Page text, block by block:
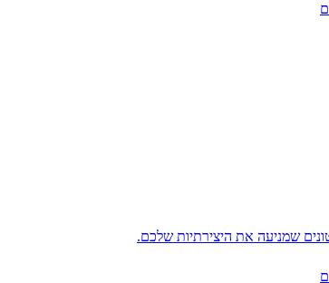
שמניעה את היצירתיות שלכם.